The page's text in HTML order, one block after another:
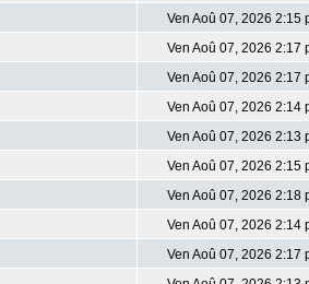
Ven Aoû 07, 2026 2:15
Ven Aoû 07, 2026 2:17
Ven Aoû 07, 2026 2:17
Ven Aoû 07, 2026 2:14
Ven Aoû 07, 2026 2:13
Ven Aoû 07, 2026 2:15
Ven Aoû 07, 2026 2:18
Ven Aoû 07, 2026 2:14
Ven Aoû 07, 2026 2:17